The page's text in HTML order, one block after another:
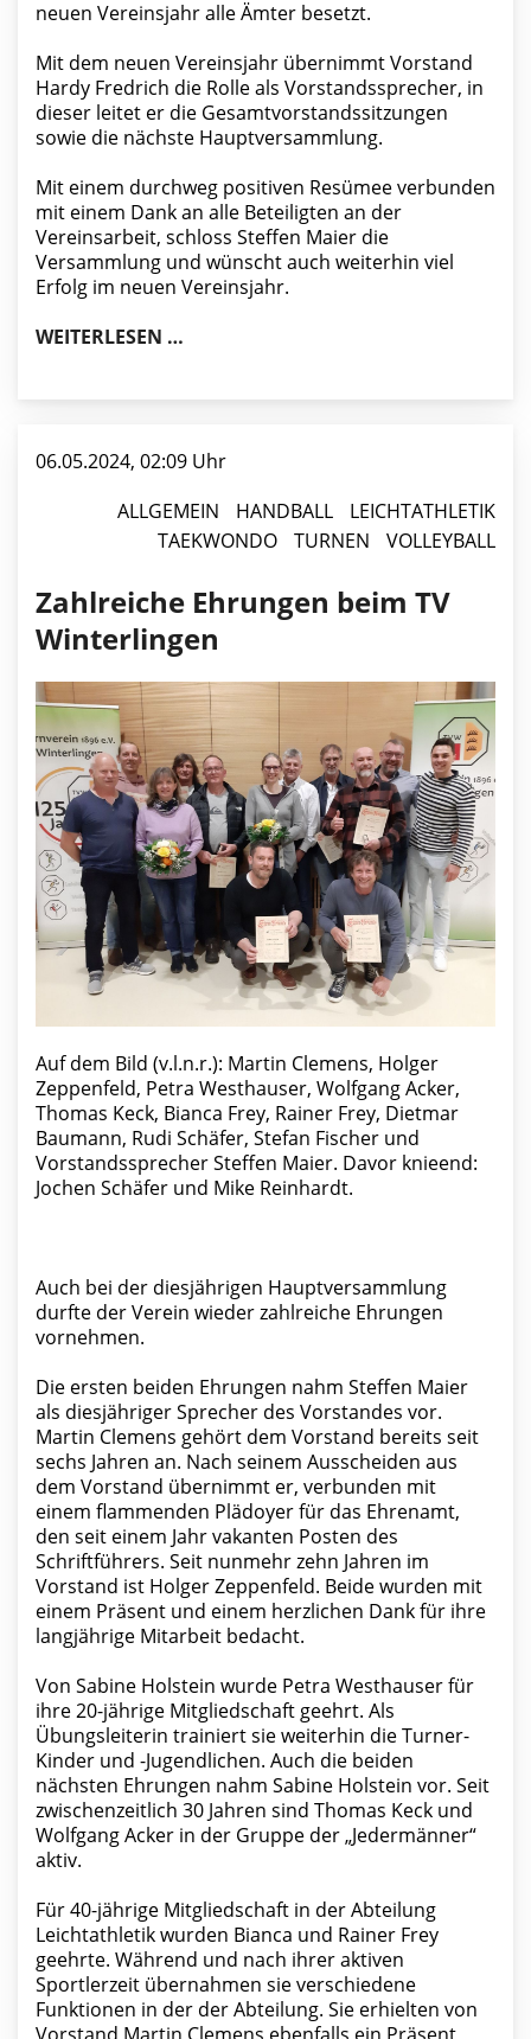
neuen Vereinsjahr alle Ämter besetzt.
Mit dem neuen Vereinsjahr übernimmt Vorstand
Hardy Fredrich die Rolle als Vorstandssprecher, in
dieser leitet er die Gesamtvorstandssitzungen
sowie die nächste Hauptversammlung.
Mit einem durchweg positiven Resümee verbunden
mit einem Dank an alle Beteiligten an der
Vereinsarbeit, schloss Steffen Maier die
Versammlung und wünscht auch weiterhin viel
Erfolg im neuen Vereinsjahr.
WEITERLESEN …
06.05.2024, 02:09 Uhr
ALLGEMEIN
HANDBALL
LEICHTATHLETIK
TAEKWONDO
TURNEN VOLLEYBALL
Zahlreiche Ehrungen beim TV
Winterlingen
Auf dem Bild (v.l.n.r.): Martin Clemens, Holger
Zeppenfeld, Petra Westhauser, Wolfgang Acker,
Thomas Keck, Bianca Frey, Rainer Frey, Dietmar
Baumann, Rudi Schäfer, Stefan Fischer und
Vorstandssprecher Steffen Maier. Davor knieend:
Jochen Schäfer und Mike Reinhardt.
Auch bei der diesjährigen Hauptversammlung
durfte der Verein wieder zahlreiche Ehrungen
vornehmen.
Die ersten beiden Ehrungen nahm Steffen Maier
als diesjähriger Sprecher des Vorstandes vor.
Martin Clemens gehört dem Vorstand bereits seit
sechs Jahren an. Nach seinem Ausscheiden aus
dem Vorstand übernimmt er, verbunden mit
einem flammenden Plädoyer für das Ehrenamt,
den seit einem Jahr vakanten Posten des
Schriftführers. Seit nunmehr zehn Jahren im
Vorstand ist Holger Zeppenfeld. Beide wurden mit
einem Präsent und einem herzlichen Dank für ihre
langjährige Mitarbeit bedacht.
Von Sabine Holstein wurde Petra Westhauser für
ihre 20-jährige Mitgliedschaft geehrt. Als
Übungsleiterin trainiert sie weiterhin die Turner-
Kinder und -Jugendlichen. Auch die beiden
nächsten Ehrungen nahm Sabine Holstein vor. Seit
zwischenzeitlich 30 Jahren sind Thomas Keck und
Wolfgang Acker in der Gruppe der „Jedermänner“
aktiv.
Für 40-jährige Mitgliedschaft in der Abteilung
Leichtathletik wurden Bianca und Rainer Frey
geehrte. Während und nach ihrer aktiven
Sportlerzeit übernahmen sie verschiedene
Funktionen in der der Abteilung. Sie erhielten von